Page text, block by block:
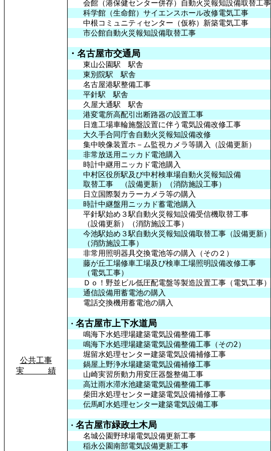
公共工事
実
績
会館（港保健センター併存）自動火災報知設備取替工事
科学館（生命館）サイエンスホール改修電気工事
中根コミュニティセンター（仮称）新築電気工事
市公館自動火災報知設備取替工事
・名古屋市交通局
東山公園駅 駅舎
東別院駅 駅舎
名古屋港駅整備工事
平針駅 駅舎
久屋大通駅 駅舎
港変電所高配引出断路器の設置工事
日進工場車輪施盤設置に伴う電気設備改修工事
大久手合同庁舎自動火災報知設備改修
集中映像装置ホ－ム監視カメラ等購入（設備更新）
非常放送用ニッカド電池購入
時計中継用ニッカド電池購入
中村区役所駅及び中村検車場自動火災報知設備
取替工事 （設備更新）（消防施設工事）
日立国際製カラーカメラ等の購入
時計中継盤用ニッカド蓄電池購入
平針駅始め３駅自動火災報知設備受信機取替工事
（設備更新）（消防施設工事）
今池駅始め３駅自動火災報知設備取替工事（設備更新）
（消防施設工事）
非常用照明器具交換電池等の購入（その２）
藤が丘工場修車工場及び検車工場照明設備改修工事
（電気工事）
Ｄｏ！野並ビル低圧配電盤等製造設置工事（電気工事）
通信設備用蓄電池の購入
電話交換機用蓄電池の購入
・ 名古屋市上下水道局
鳴海下水処理場建築電気設備整備工事
鳴海下水処理場建築電気設備整備工事（その2）
堀留水処理センター建築電気設備補修工事
鍋屋上野浄水場建築電気設備補修工事
山崎実習所動力用変圧器盤整備工事
高辻雨水滞水池建築電気設備整備工事
柴田水処理センター建築電気設備補修工事
伝馬町水処理センター建築電気設備工事
・ 名古屋市緑政土木局
名城公園野球場電気設備更新工事
稲永公園南部電気設備更新工事